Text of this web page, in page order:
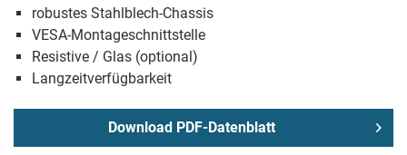
robustes Stahlblech-Chassis
VESA-Montageschnittstelle
Resistive / Glas (optional)
Langzeitverfügbarkeit
Download PDF-Datenblatt